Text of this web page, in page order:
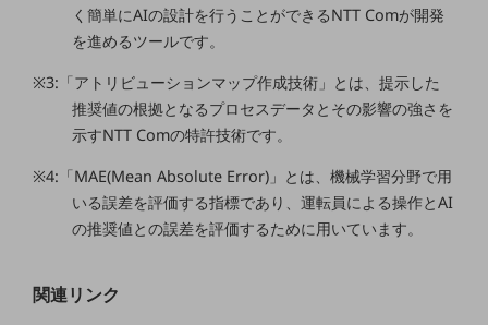
中堅中小企業向け
サービス・ソリューション
課題やニーズに合ったサービスをご紹介し、
中堅中小企業のビジネスをサポート！
お悩みから見つける
ネットワーク
モバイル・音声
く簡単にAIの設計を行うことができるNTT Comが開発
を進めるツールです。
※3:「アトリビューションマップ作成技術」とは、提示した
推奨値の根拠となるプロセスデータとその影響の強さを
示すNTT Comの特許技術です。
※4:「MAE(Mean Absolute Error)」とは、機械学習分野で用
いる誤差を評価する指標であり、運転員による操作とAI
の推奨値との誤差を評価するために用いています。
関連リンク